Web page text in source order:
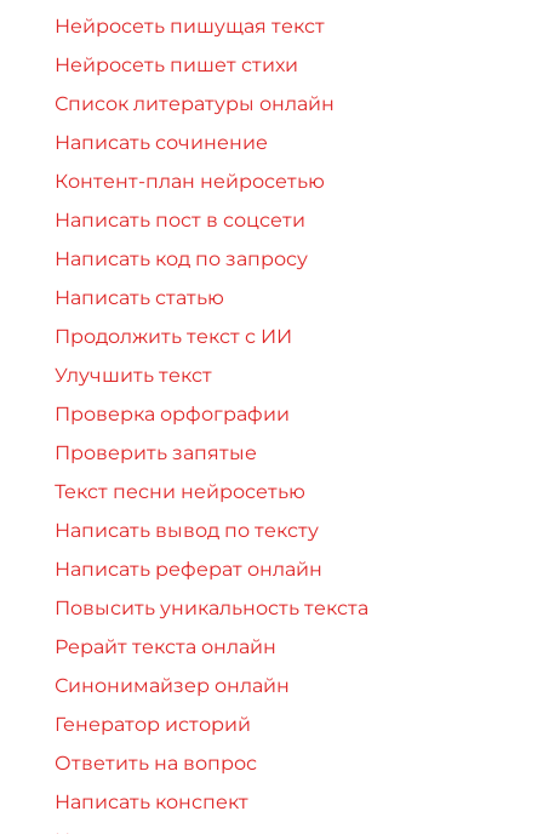
Нейросеть пишущая текст
Нейросеть пишет стихи
Список литературы онлайн
Написать сочинение
Контент-план нейросетью
Написать пост в соцсети
Написать код по запросу
Написать статью
Продолжить текст с ИИ
Улучшить текст
Проверка орфографии
Проверить запятые
Текст песни нейросетью
Написать вывод по тексту
Написать реферат онлайн
Повысить уникальность текста
Рерайт текста онлайн
Синонимайзер онлайн
Генератор историй
Ответить на вопрос
Написать конспект